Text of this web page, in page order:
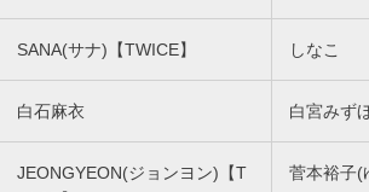
SANA(サナ)【TWICE】 しなこ
白石麻衣 白宮みず
JEONGYEON(ジョンヨン)【T
菅本裕子(